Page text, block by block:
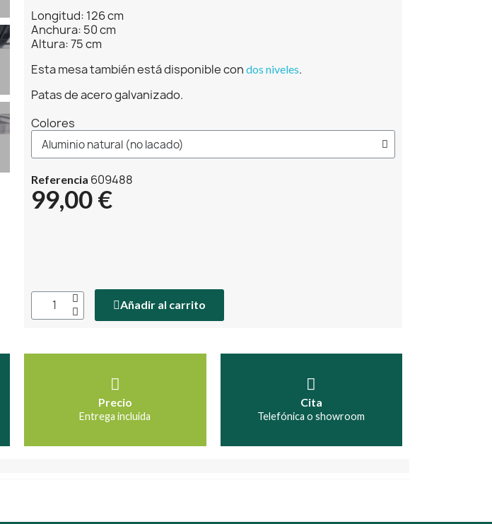
Longitud: 126 cm
Anchura: 50 cm
Altura: 75 cm
Esta mesa también está disponible con dos niveles.
Patas de acero galvanizado.
Colores
Referencia 609488
99,00 €
Añadir al carrito
Precio
Entrega incluida
Cita
Telefónica o showroom